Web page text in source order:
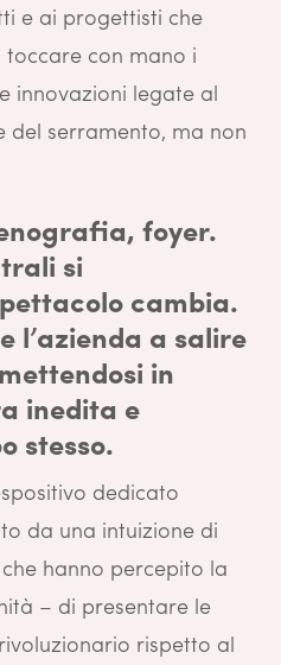
e ai progettisti che
con mano i
innovazioni legate al
del serramento, ma non
foyer.
si
cambia.
l’azienda a salire
in
inedita e
stesso.
dedicato
da una intuizione di
hanno percepito la
– di presentare le
rispetto al